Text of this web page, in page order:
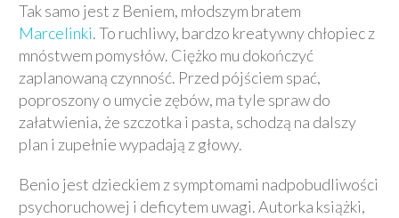
Tak samo jest z Beniem, młodszym bratem
Marcelinki. To ruchliwy, bardzo kreatywny chłopiec z
mnóstwem pomysłów. Ciężko mu dokończyć
zaplanowaną czynność. Przed pójściem spać,
poproszony o umycie zębów, ma tyle spraw do
załatwienia, że szczotka i pasta, schodzą na dalszy
plan i zupełnie wypadają z głowy.
Benio jest dzieckiem z symptomami nadpobudliwości
psychoruchowej i deficytem uwagi. Autorka książki,